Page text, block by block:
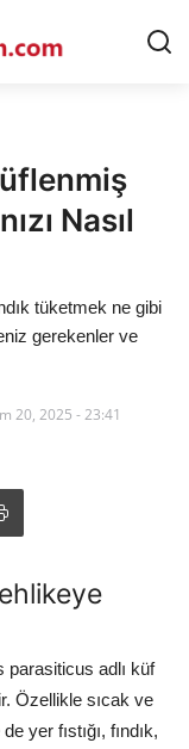
Nasıl
tüketmek ne gibi
gerekenler ve
20, 2025 - 23:41
parasiticus adlı küf
Özellikle sıcak ve
yer fıstığı, fındık,